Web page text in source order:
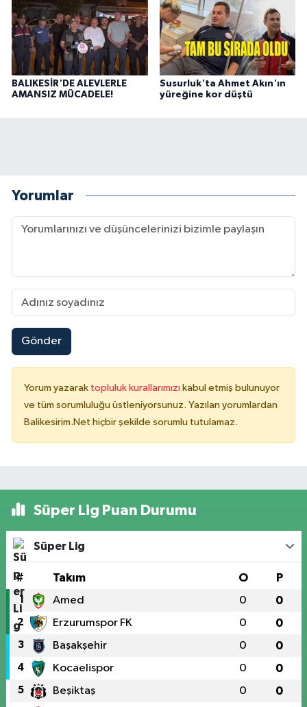
BALIKESİR'DE ALEVLERLE
AMANSIZ MÜCADELE!
Susurluk'ta Ahmet Akın'ın
yüreğine kor düştü
Yorumlar
Gönder
Yorum yazarak topluluk kurallarımızı kabul etmiş bulunuyor
ve tüm sorumluluğu üstleniyorsunuz. Yazılan yorumlardan
Balikesirim.Net hiçbir şekilde sorumlu tutulamaz.
Süper Lig Puan Durumu
Süper Lig
# Takım O P
1 Amed 0 0
2 Erzurumspor FK 0 0
3 Başakşehir 0 0
4 Kocaelispor 0 0
5 Beşiktaş 0 0